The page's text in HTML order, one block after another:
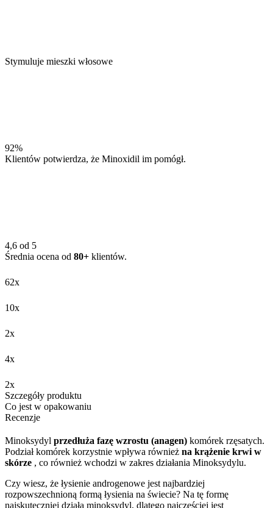
Stymuluje mieszki włosowe
92%
Klientów potwierdza, że Minoxidil im pomógł.
4,6 od 5
Średnia ocena od 80+ klientów.
62x
10x
2x
4x
2x
Szczegóły produktu
Co jest w opakowaniu
Recenzje
Minoksydyl przedłuża fazę wzrostu (anagen) komórek rzęsatych.
Podział komórek korzystnie wpływa również na krążenie krwi w
skórze , co również wchodzi w zakres działania Minoksydylu.
Czy wiesz, że łysienie androgenowe jest najbardziej
rozpowszechnioną formą łysienia na świecie? Na tę formę
najskuteczniej działa minoksydyl, dlatego najczęściej jest